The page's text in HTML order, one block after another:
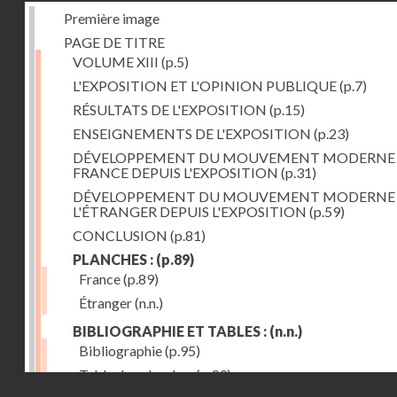
Première image
PAGE DE TITRE
VOLUME XIII (p.5)
L'EXPOSITION ET L'OPINION PUBLIQUE(p.7)
RÉSULTATS DE L'EXPOSITION (p.15)
ENSEIGNEMENTS DE L'EXPOSITION (p.23)
DÉVELOPPEMENT DU MOUVEMENT
FRANCE DEPUIS L'EXPOSITION (p.31)
DÉVELOPPEMENT DU MOUVEMENT
L'ÉTRANGER DEPUIS L'EXPOSITION (p.59)
CONCLUSION (p.81)
PLANCHES : (p.89)
France(p.89)
Étranger(n.n.)
BIBLIOGRAPHIE ET TABLES : (n.n.)
Bibliographie(p.95)
Table des planches(p.99)